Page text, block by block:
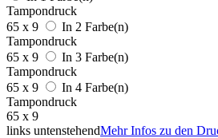
Tampondruck
65 x 9
In 2 Farbe(n)
Tampondruck
65 x 9
In 3 Farbe(n)
Tampondruck
65 x 9
In 4 Farbe(n)
Tampondruck
65 x 9
links untenstehendMehr Infos zu den